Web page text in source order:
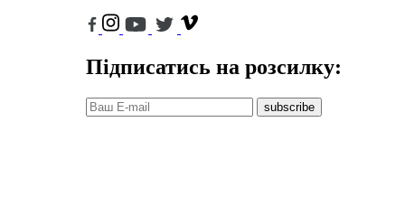
Підписатись на розсилку:
subscribe